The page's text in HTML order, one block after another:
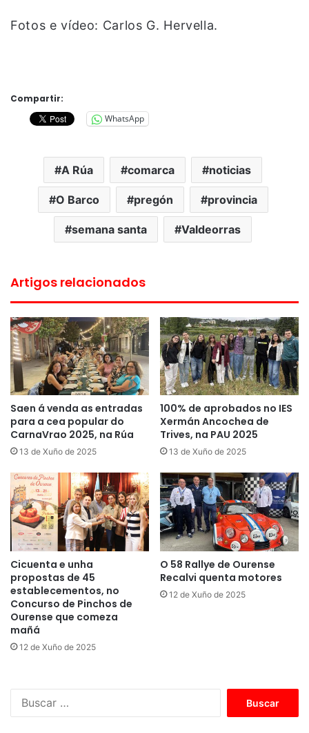
Fotos e vídeo: Carlos G. Hervella.
Compartir:
WhatsApp
A Rúa comarca noticias
O Barco pregón provincia
semana santa Valdeorras
Artigos relacionados
Saen á venda as entradas
para a cea popular do
CarnaVrao 2025, na Rúa
13 de Xuño de 2025
100% de aprobados no IES
Xermán Ancochea de
Trives, na PAU 2025
13 de Xuño de 2025
Cicuenta e unha
propostas de 45
establecementos, no
Concurso de Pinchos de
Ourense que comeza
mañá
12 de Xuño de 2025
O 58 Rallye de Ourense
Recalvi quenta motores
12 de Xuño de 2025